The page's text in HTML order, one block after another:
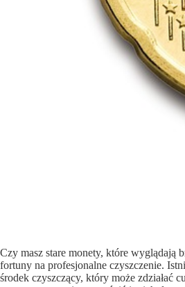
Czy masz stare monety, które wyglądają
fortuny na profesjonalne czyszczenie.
środek czyszczący, który może zdziałać